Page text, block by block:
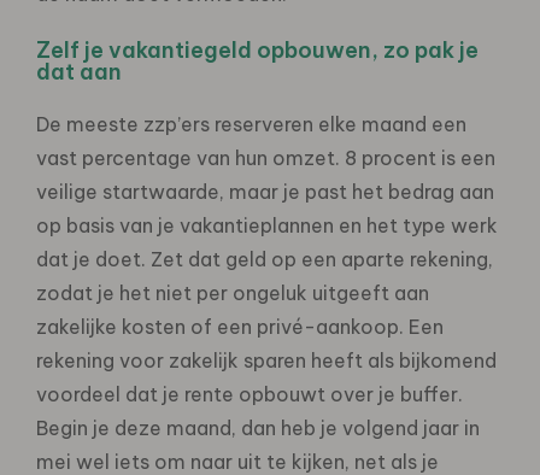
Zelf je vakantiegeld opbouwen, zo pak je
dat aan
De meeste zzp’ers reserveren elke maand een
vast percentage van hun omzet. 8 procent is een
veilige startwaarde, maar je past het bedrag aan
op basis van je vakantieplannen en het type werk
dat je doet. Zet dat geld op een aparte rekening,
zodat je het niet per ongeluk uitgeeft aan
zakelijke kosten of een privé-aankoop. Een
rekening voor zakelijk sparen heeft als bijkomend
voordeel dat je rente opbouwt over je buffer.
Begin je deze maand, dan heb je volgend jaar in
mei wel iets om naar uit te kijken, net als je